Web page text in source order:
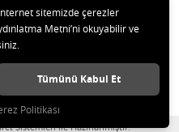
hakları saklıdır.
Sistemleri ile Hazırlanmıştır.
sitemizde çerezler
Metni’ni okuyabilir ve
Tümünü Kabul Et
Politikası